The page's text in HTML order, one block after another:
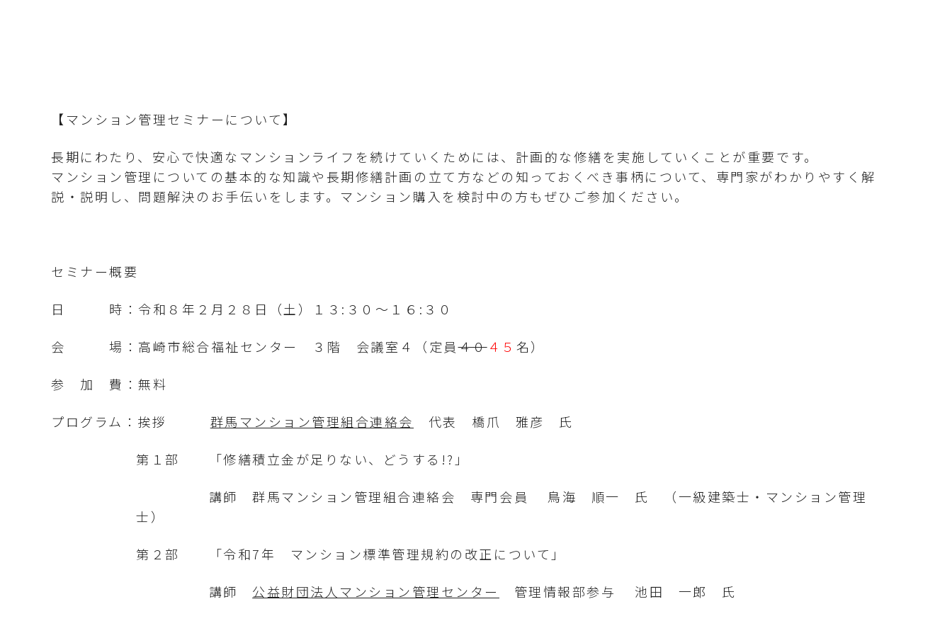
【マンション管理セミナーについて】
長期にわたり、安心で快適なマンションライフを続けていくためには、計画的な修繕を実施していくことが重要です。
マンション管理についての基本的な知識や長期修繕計画の立て方などの知っておくべき事柄について、専門家がわかりやすく解
説・説明し、問題解決のお手伝いをします。マンション購入を検討中の方もぜひご参加ください。
セミナー概要
日 時：令和８年２月２８日（土）１３:３０～１６:３０
会 場：高崎市総合福祉センター ３階 会議室４（定員４０４５ 名）
参 加 費：無料
プログラム：挨拶 群馬マンション管理組合連絡会 代表 橋爪 雅彦 氏
第１部 「修繕積立金が足りない、どうする!?」
講師 群馬マンション管理組合連絡会 専門会員 鳥海 順一 氏 （一級建築士・マンション管理
士）
第２部 「令和7年 マンション標準管理規約の改正について」
講師 公益財団法人マンション管理センター 管理情報部参与 池田 一郎 氏